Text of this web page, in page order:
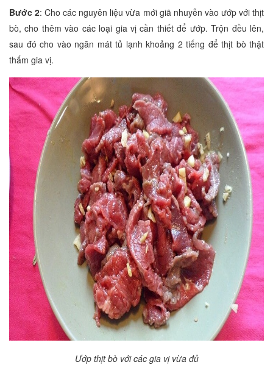
Bước 2: Cho các nguyên liệu vừa mới giã nhuyễn vào ướp với thịt
bò, cho thêm vào các loại gia vị cần thiết để ướp. Trộn đều lên,
sau đó cho vào ngăn mát tủ lạnh khoảng 2 tiếng để thịt bò thật
thấm gia vị.
Ướp thịt bò với các gia vị vừa đủ